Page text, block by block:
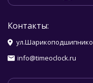
Контакты:
info@timeoclock.ru